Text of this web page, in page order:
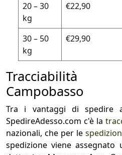
20 – 30
kg
€22,90
30 – 50
kg
€29,90
Tracciabilità
Campobasso
Tra i vantaggi di spedire
SpedireAdesso.com c'è la
nazionali, che per le
spedizione viene assegnato